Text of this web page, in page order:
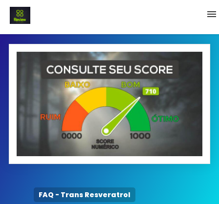
INICIO
Termo e Condições
Política Privacidade
SOBRE NÓS
FAQ - Trans Resveratrol